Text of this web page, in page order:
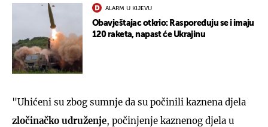
ALARM U KIJEVU
Obavještajac otkrio: Raspoređuju se i imaju
120 raketa, napast će Ukrajinu
"Uhićeni su zbog sumnje da su počinili kaznena djela
zločinačko udruženje, počinjenje kaznenog djela u